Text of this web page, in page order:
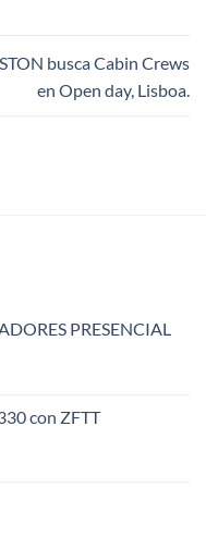
busca Cabin Crews
en Open day, Lisboa.
PRESENCIAL
con ZFTT